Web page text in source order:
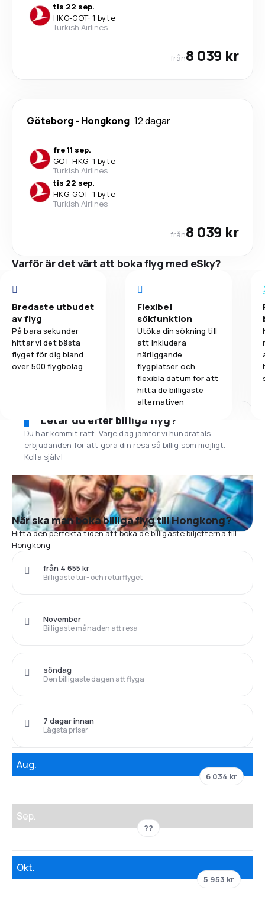
tis 22 sep.
HKG-GOT· 1 byte
Turkish Airlines
från8 039 kr
Göteborg- Hongkong 12 dagar
fre 11 sep.
GOT-HKG· 1 byte
Turkish Airlines
tis 22 sep.
HKG-GOT· 1 byte
Turkish Airlines
från8 039 kr
Varför är det värt att boka flyg med eSky?
Bredaste utbudet
av flyg
På bara sekunder
hittar vi det bästa
flyget för dig bland
över 500 flygbolag
Flexibel
sökfunktion
Utöka din sökning till
att inkludera
närliggande
flygplatser och
flexibla datum för att
hitta de billigaste
alternativen
Letar du efter billiga flyg?
Du har kommit rätt. Varje dag jämför vi hundratals
erbjudanden för att göra din resa så billig som möjligt.
Kolla själv!
När ska man boka billiga flyg till Hongkong?
Hitta den perfekta tiden att boka de billigaste biljetterna till
Hongkong
Billigaste tur- och returflyget
från 4 655 kr
Billigaste månaden att resa
November
Den billigaste dagen att flyga
söndag
Lägsta priser
7 dagar innan
Aug.
6 034 kr
Sep.
??
Okt.
5 953 kr